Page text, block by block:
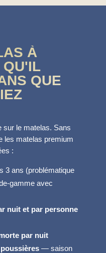
À
QUE
sur le matelas. Sans
les matelas premium
:
3 ans (problématique
gamme avec
nuit et par personne
par nuit
— saison